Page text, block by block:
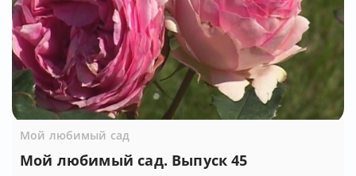
Мой любимый сад
Мой любимый сад. Выпуск 45